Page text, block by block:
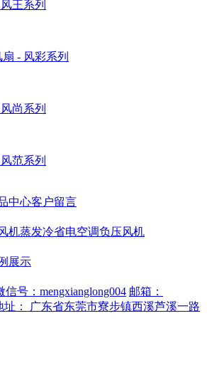
王系列
- 风彩系列
尚系列
范系列
中心客户留言
机蒸发冷省电空调负压风机
展示
信号：mengxianglong004 邮箱：
址： 广东省东莞市寮步镇西溪芦溪一路